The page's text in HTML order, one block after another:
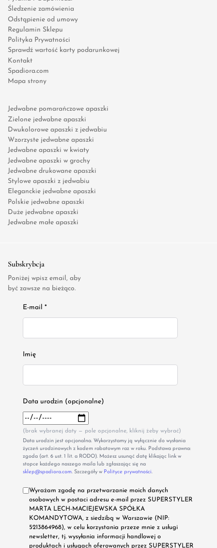
Śledzenie zamówienia
Odstąpienie od umowy
Regulamin Sklepu
Polityka Prywatności
Sprawdź wartość karty podarunkowej
Kontakt
Spadiora.com
Mapa strony
Jedwabne pomarańczowe apaszki
Zielone jedwabne apaszki
Dwukolorowe apaszki z jedwabiu
Wzorzyste jedwabne apaszki
Jedwabne apaszki w kwiaty
Jedwabne apaszki w grochy
Jedwabne drukowane apaszki
Stylowe apaszki z jedwabiu
Eleganckie jedwabne apaszki
Polskie jedwabne apaszki
Duże jedwabne apaszki
Jedwabne małe apaszki
Subskrybcja
Poniżej wpisz email, aby
być zawsze na bieżąco.
E-mail *
Imię
Data urodzin (opcjonalne)
(brak wybranej daty — pole opcjonalne, kliknij żeby wybrać)
Data urodzin jest opcjonalna. Wykorzystamy ją wyłącznie do wysłania
życzeń urodzinowych z kodem rabatowym raz w roku. Podstawa prawna:
zgoda (art. 6 ust. 1 lit. a RODO). Możesz usunąć datę klikając link w
stopce każdego naszego maila lub zgłaszając się na
sklep@spadiora.com. Szczegóły w Polityce prywatności.
Wyrażam zgodę na przetwarzanie moich danych
osobowych w postaci adresu e-mail przez SUPERSTYLER
MARTA LECH-MACIEJEWSKA SPÓŁKA
KOMANDYTOWA, z siedzibą w Warszawie (NIP:
5213864968), w celu korzystania przeze mnie z usługi
newsletter, tj. wysyłania informacji handlowej o
produktach i usługach oferowanych przez SUPERSTYLER